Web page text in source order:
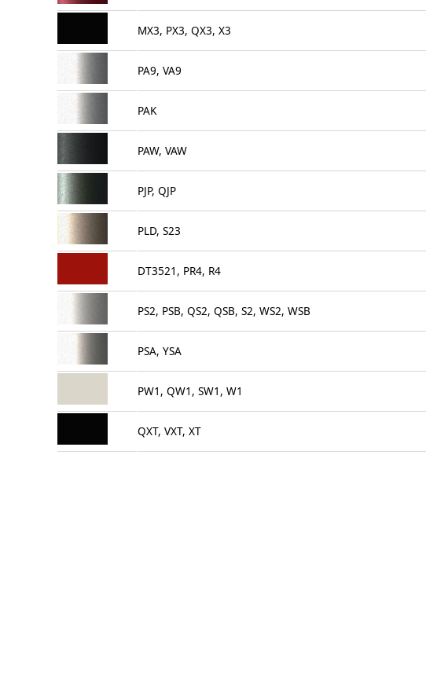
MX3, PX3, QX3, X3
PA9, VA9
PAK
PAW, VAW
PJP, QJP
PLD, S23
DT3521, PR4, R4
PS2, PSB, QS2, QSB, S2, WS2, WSB
PSA, YSA
PW1, QW1, SW1, W1
QXT, VXT, XT